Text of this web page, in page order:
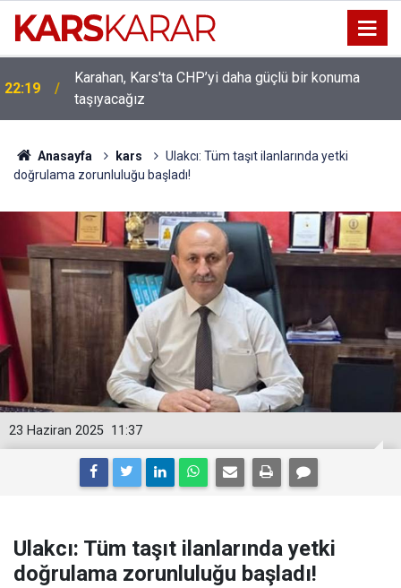
16:15
Uludaşdemir, YENİ Parti’nin kurucu il başkanlığı
görevine getirildi
Anasayfa kars
Ulakcı: Tüm taşıt ilanlarında yetki
doğrulama zorunluluğu başladı!
11:37
23 Haziran 2025
Ulakcı: Tüm taşıt ilanlarında yetki
doğrulama zorunluluğu başladı!